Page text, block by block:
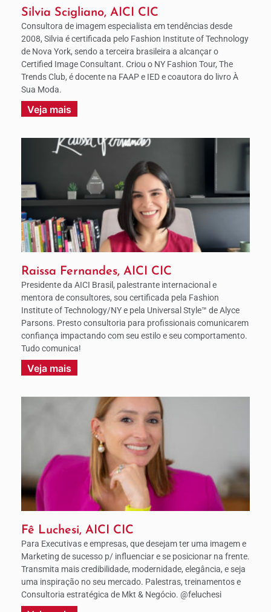
Silvia Scigliano, AICI CIC
Consultora de imagem especialista em tendências desde
2008, Silvia é certificada pelo Fashion Institute of Technology
de Nova York, sendo a terceira brasileira a alcançar o
Certified Image Consultant. Criou o NY Fashion Tour, The
Trends Club, é docente na FAAP e IED e coautora do livro À
Sua Moda.
Veja mais
Raissa Fernandes, AICI CIC
Presidente da AICI Brasil, palestrante internacional e
mentora de consultores, sou certificada pela Fashion
Institute of Technology/NY e pela Universal Style™ de Alyce
Parsons. Presto consultoria para profissionais comunicarem
confiança impactando com seu estilo e seu comportamento.
Tudo comunica!
Veja mais
Fê Luchesi, AICI CIC
Para Executivas e empresas, que desejam ter uma imagem e
Marketing de sucesso p/ influenciar e se posicionar na frente.
Transmita mais credibilidade, modernidade, elegância, e seja
uma inspiração no seu mercado. Palestras, treinamentos e
Consultoria estratégica de Mkt & Negócio. @feluchesi